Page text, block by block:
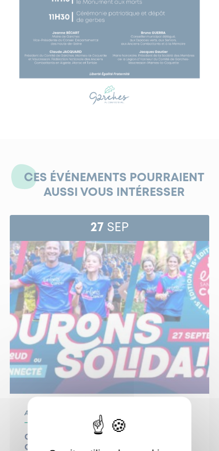
CES ÉVÉNEMENTS POURRAIENT
AUSSI VOUS INTÉRESSER
27 SEP
Associatif
Courons solidaire : 15ème édition de la
Course Enfants sans Cancer